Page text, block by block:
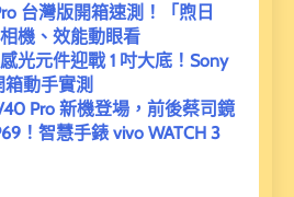
台灣版開箱速測！「煦日
機、效能動眼看
光元件迎戰 1 吋大底！Sony
箱動手實測
Pro 新機登場，前後蔡司鏡
！智慧手錶 vivo WATCH 3